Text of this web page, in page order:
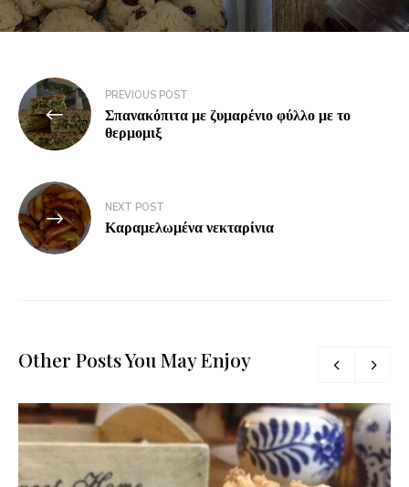
PREVIOUS POST
Σπανακόπιτα με ζυμαρένιο φύλλο με το
θερμομιξ
NEXT POST
Καραμελωμένα νεκταρίνια
Other Posts You May Enjoy